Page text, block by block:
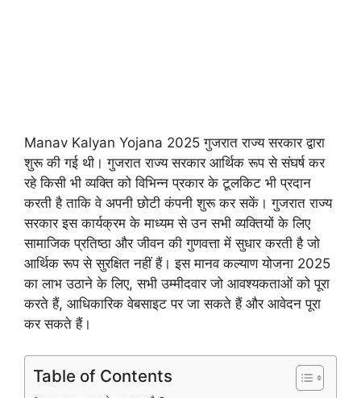
Manav Kalyan Yojana 2025 गुजरात राज्य सरकार द्वारा
शुरू की गई थी। गुजरात राज्य सरकार आर्थिक रूप से संघर्ष कर
रहे किसी भी व्यक्ति को विभिन्न प्रकार के टूलकिट भी प्रदान
करती है ताकि वे अपनी छोटी कंपनी शुरू कर सकें। गुजरात राज्य
सरकार इस कार्यक्रम के माध्यम से उन सभी व्यक्तियों के लिए
सामाजिक प्रतिष्ठा और जीवन की गुणवत्ता में सुधार करती है जो
आर्थिक रूप से सुरक्षित नहीं हैं। इस मानव कल्याण योजना 2025
का लाभ उठाने के लिए, सभी उम्मीदवार जो आवश्यकताओं को पूरा
करते हैं, आधिकारिक वेबसाइट पर जा सकते हैं और आवेदन पूरा
कर सकते हैं।
Table of Contents